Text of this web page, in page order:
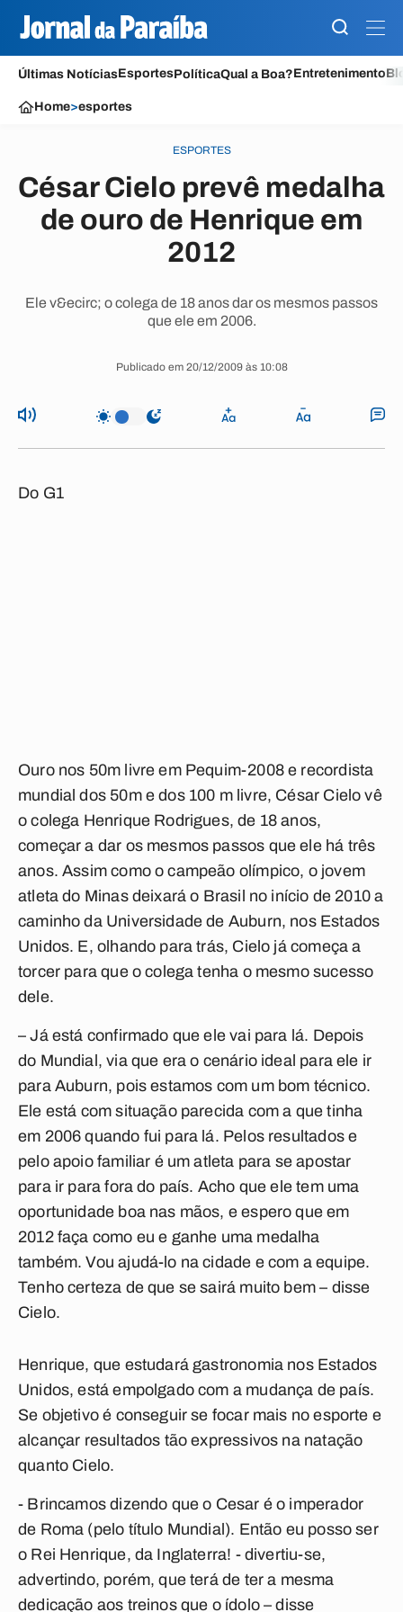
Últimas NotíciasEsportesPolíticaQual a Boa?Entretenimento
Home>esportes
ESPORTES
César Cielo prevê medalha
de ouro de Henrique em
2012
Ele v&ecirc; o colega de 18 anos dar os mesmos passos
que ele em 2006.
Publicado em 20/12/2009 às 10:08
Do G1
Ouro nos 50m livre em Pequim-2008 e recordista
mundial dos 50m e dos 100 m livre, César Cielo vê
o colega Henrique Rodrigues, de 18 anos,
começar a dar os mesmos passos que ele há três
anos. Assim como o campeão olímpico, o jovem
atleta do Minas deixará o Brasil no início de 2010 a
caminho da Universidade de Auburn, nos Estados
Unidos. E, olhando para trás, Cielo já começa a
torcer para que o colega tenha o mesmo sucesso
dele.
– Já está confirmado que ele vai para lá. Depois
do Mundial, via que era o cenário ideal para ele ir
para Auburn, pois estamos com um bom técnico.
Ele está com situação parecida com a que tinha
em 2006 quando fui para lá. Pelos resultados e
pelo apoio familiar é um atleta para se apostar
para ir para fora do país. Acho que ele tem uma
oportunidade boa nas mãos, e espero que em
2012 faça como eu e ganhe uma medalha
também. Vou ajudá-lo na cidade e com a equipe.
Tenho certeza de que se sairá muito bem – disse
Cielo.
Henrique, que estudará gastronomia nos Estados
Unidos, está empolgado com a mudança de país.
Se objetivo é conseguir se focar mais no esporte e
alcançar resultados tão expressivos na natação
quanto Cielo.
- Brincamos dizendo que o Cesar é o imperador
de Roma (pelo título Mundial). Então eu posso ser
o Rei Henrique, da Inglaterra! - divertiu-se,
advertindo, porém, que terá de ter a mesma
dedicação aos treinos que o ídolo – disse